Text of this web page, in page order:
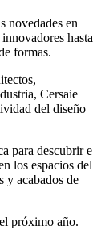
novedades en
hasta
formas.
Cersaie
del diseño
para descubrir e
los espacios del
y acabados de
próximo año.